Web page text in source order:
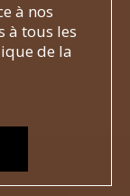
à nos
à tous les
de la